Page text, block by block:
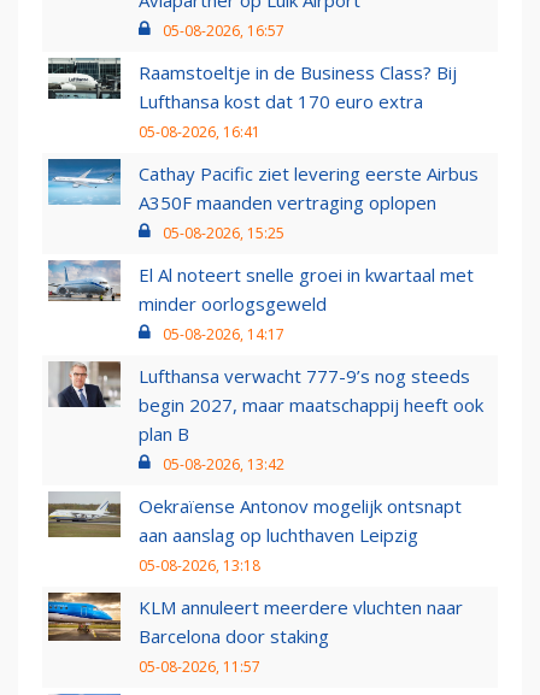
05-08-2026, 16:57
Raamstoeltje in de Business Class? Bij
Lufthansa kost dat 170 euro extra
05-08-2026, 16:41
Cathay Pacific ziet levering eerste Airbus
A350F maanden vertraging oplopen
05-08-2026, 15:25
El Al noteert snelle groei in kwartaal met
minder oorlogsgeweld
05-08-2026, 14:17
Lufthansa verwacht 777-9’s nog steeds
begin 2027, maar maatschappij heeft ook
plan B
05-08-2026, 13:42
Oekraïense Antonov mogelijk ontsnapt
aan aanslag op luchthaven Leipzig
05-08-2026, 13:18
KLM annuleert meerdere vluchten naar
Barcelona door staking
05-08-2026, 11:57